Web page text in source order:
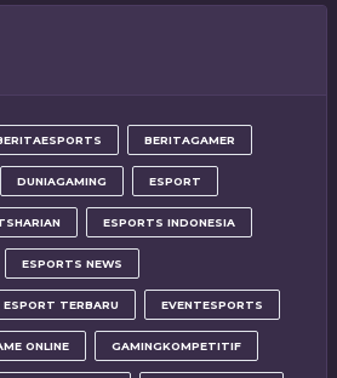
BERITAGAMER
DUNIAGAMING ESPORT
ESPORTS INDONESIA
ESPORTS NEWS
ESPORT TERBARU EVENTESPORTS
ONLINE GAMINGKOMPETITIF